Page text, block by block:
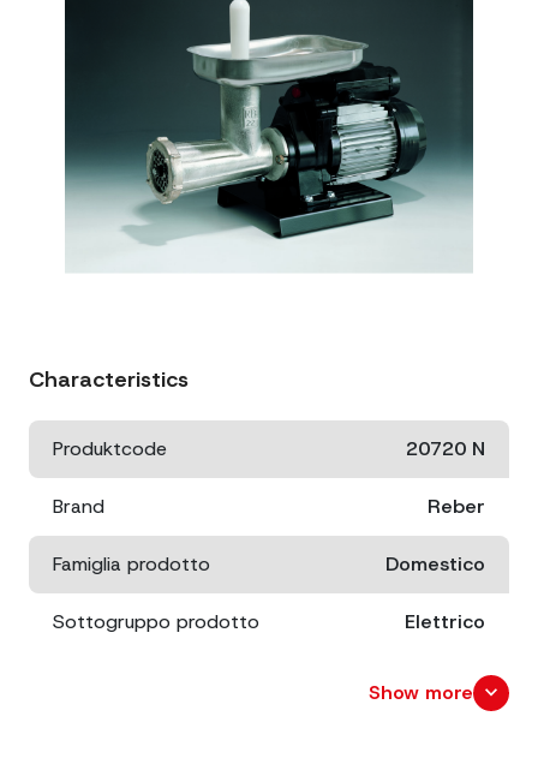
Characteristics
Produktcode 20720 N
Brand Reber
Famiglia prodotto Domestico
Sottogruppo prodotto Elettrico
cm. 53x23 x 33
Show more expand_more